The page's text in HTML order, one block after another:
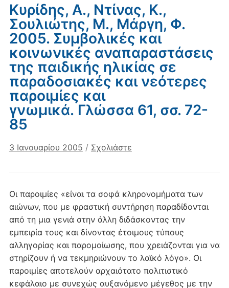
Κυρίδης, Α., Ντίνας, Κ.,
Σουλιώτης, Μ., Μάργη, Φ.
2005. Συμβολικές και
κοινωνικές αναπαραστάσεις
της παιδικής ηλικίας σε
παραδοσιακές και νεότερες
παροιμίες και
γνωμικά. Γλώσσα 61, σσ. 72-
85
3 Ιανουαρίου 2005 / Σχολιάστε
Οι παροιμίες «είναι τα σοφά κληρονομήματα των
αιώνων, που με φραστική συντήρηση παραδίδονται
από τη μια γενιά στην άλλη διδάσκοντας την
εμπειρία τους και δίνοντας έτοιμους τύπους
αλληγορίας και παρομοίωσης, που χρειάζονται για να
στηρίζουν ή να τεκμηριώνουν το λαϊκό λόγο». Οι
παροιμίες αποτελούν αρχαιότατο πολιτιστικό
κεφάλαιο με συνεχώς αυξανόμενο μέγεθος με την